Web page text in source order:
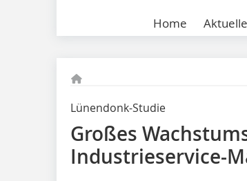
Home
Lünendonk-Studie
Großes
Industrieservice-